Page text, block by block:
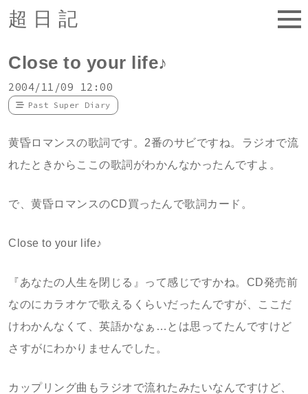
超日記
Close to your life♪
2004/11/09 12:00
Past Super Diary
黄昏ロマンスの歌詞です。2番のサビですね。ラジオで流
れたときからここの歌詞がわかんなかったんですよ。
で、黄昏ロマンスのCD買ったんで歌詞カード。
Close to your life♪
『あなたの人生を閉じる』って感じですかね。CD発売前
なのにカラオケで歌えるくらいだったんですが、ここだ
けわかんなくて、英語かなぁ…とは思ってたんですけど
さすがにわかりませんでした。
カップリング曲もラジオで流れたみたいなんですけど、